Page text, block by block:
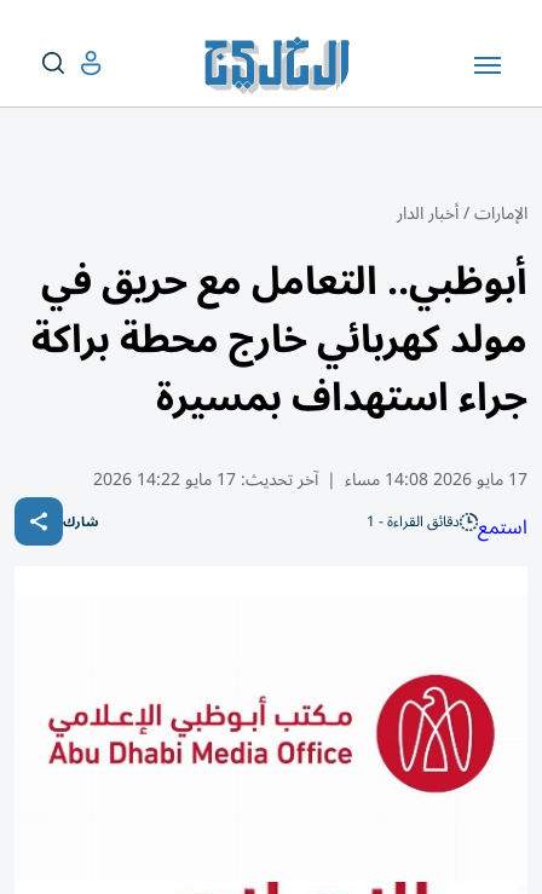
الإمارات/أخبار الدار
أبوظبي.. التعامل مع حريق في
مولد كهربائي خارج محطة براكة
جراء استهداف بمسيرة
17 مايو 2026 14:08 مساء | آخر تحديث:17 مايو 14:22 2026
استمع دقائق القراءة - 1 شارك